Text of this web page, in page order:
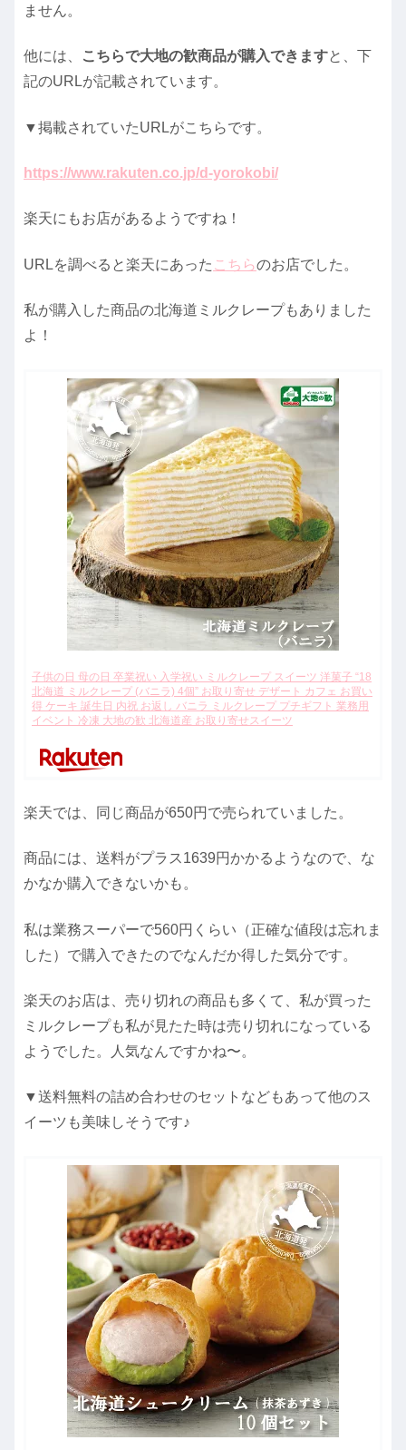
ません。
他には、 こちらで大地の歓商品が購入できますと、下
記のURLが記載されています。
▼掲載されていたURLがこちらです。
https://www.rakuten.co.jp/d-yorokobi/
楽天にもお店があるようですね！
URLを調べると楽天にあった こちらのお店でした。
私が購入した商品の北海道ミルクレープもありました
よ！
子供の日 母の日 卒業祝い 入学祝い ミルクレープ スイーツ 洋菓子 “18
北海道 ミルクレープ (バニラ) 4個” お取り寄せ デザート カフェ お買い
得 ケーキ 誕生日 内祝 お返し バニラ ミルクレープ プチギフト 業務用
イベント 冷凍 大地の歓 北海道産 お取り寄せスイーツ
楽天では、同じ商品が650円で売られていました。
商品には、送料がプラス1639円かかるようなので、な
かなか購入できないかも。
私は業務スーパーで560円くらい（正確な値段は忘れま
した）で購入できたのでなんだか得した気分です。
楽天のお店は、売り切れの商品も多くて、私が買った
ミルクレープも私が見たた時は売り切れになっている
ようでした。人気なんですかね〜。
▼送料無料の詰め合わせのセットなどもあって他のス
イーツも美味しそうです♪